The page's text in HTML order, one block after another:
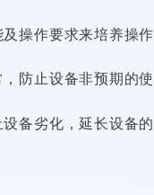
操作要求来培养操作
防止设备非预期的使
备劣化，延长设备的